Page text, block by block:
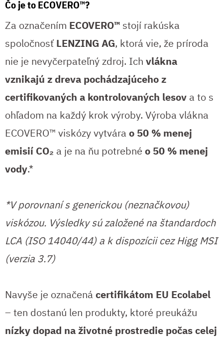
Čo je to ECOVERO™?
Za označením ECOVERO™ stojí rakúska
spoločnosťLENZING AG, ktorá vie, že príroda
nie je nevyčerpateľný zdroj. Ich vlákna
vznikajú z dreva pochádzajúceho z
certifikovaných a kontrolovaných lesov a to s
ohľadom na každý krok výroby. Výroba vlákna
ECOVERO™ viskózy vytvára o 50 % menej
emisií CO₂ a je na ňu potrebné o 50 % menej
vody.*
*V porovnaní s generickou (neznačkovou)
viskózou. Výsledky sú založené na štandardoch
LCA (ISO 14040/44) a k dispozícii cez Higg MSI
(verzia 3.7)
Navyše je označená certifikátom EU Ecolabel
– ten dostanú len produkty, ktoré preukážu
nízky dopad na životné prostredie počas celej